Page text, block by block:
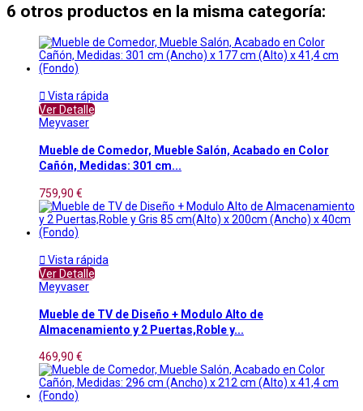
6 otros productos en la misma categoría:
 Vista rápida
Ver Detalle
Meyvaser
Mueble de Comedor, Mueble Salón, Acabado en Color
Cañón, Medidas: 301 cm...
759,90 €
 Vista rápida
Ver Detalle
Meyvaser
Mueble de TV de Diseño + Modulo Alto de
Almacenamiento y 2 Puertas,Roble y...
469,90 €